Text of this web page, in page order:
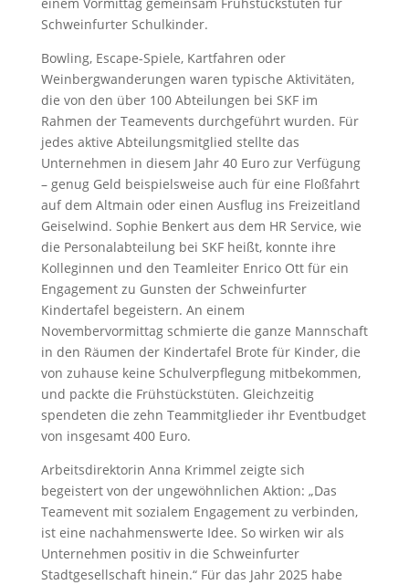
Schweinfurter Schulkinder.
Bowling, Escape-Spiele, Kartfahren oder
Weinbergwanderungen waren typische Aktivitäten,
die von den über 100 Abteilungen bei SKF im
Rahmen der Teamevents durchgeführt wurden. Für
jedes aktive Abteilungsmitglied stellte das
Unternehmen in diesem Jahr 40 Euro zur Verfügung
– genug Geld beispielsweise auch für eine Floßfahrt
auf dem Altmain oder einen Ausflug ins Freizeitland
Geiselwind. Sophie Benkert aus dem HR Service, wie
die Personalabteilung bei SKF heißt, konnte ihre
Kolleginnen und den Teamleiter Enrico Ott für ein
Engagement zu Gunsten der Schweinfurter
Kindertafel begeistern. An einem
Novembervormittag schmierte die ganze Mannschaft
in den Räumen der Kindertafel Brote für Kinder, die
von zuhause keine Schulverpflegung mitbekommen,
und packte die Frühstückstüten. Gleichzeitig
spendeten die zehn Teammitglieder ihr Eventbudget
von insgesamt 400 Euro.
Arbeitsdirektorin Anna Krimmel zeigte sich
begeistert von der ungewöhnlichen Aktion: „Das
Teamevent mit sozialem Engagement zu verbinden,
ist eine nachahmenswerte Idee. So wirken wir als
Unternehmen positiv in die Schweinfurter
Stadtgesellschaft hinein.“ Für das Jahr 2025 habe